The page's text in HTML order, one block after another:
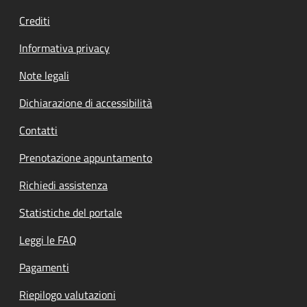
Crediti
Informativa privacy
Note legali
Dichiarazione di accessibilità
Contatti
Prenotazione appuntamento
Richiedi assistenza
Statistiche del portale
Leggi le FAQ
Pagamenti
Riepilogo valutazioni